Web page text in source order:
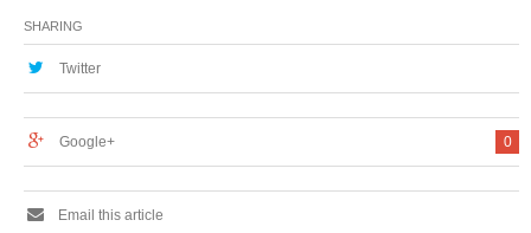
SHARING
Twitter
0
Google+
Email this article